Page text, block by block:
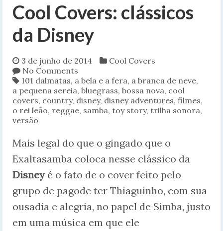
Cool Covers: clássicos
da Disney
3 de junho de 2014
Cool Covers
No Comments
101 dalmatas, a bela e a fera, a branca de neve,
a pequena sereia, bluegrass, bossa nova, cool
covers, country, disney, disney adventures, filmes,
o rei leão, reggae, samba, toy story, trilha sonora,
versão
Mais legal do que o gingado que o
Exaltasamba coloca nesse clássico da
Disneyé o fato de o cover feito pelo
grupo de pagode ter Thiaguinho, com sua
ousadia e alegria, no papel de Simba, justo
em uma música em que ele